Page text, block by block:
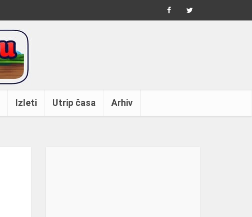
Izleti Utrip časa Arhiv